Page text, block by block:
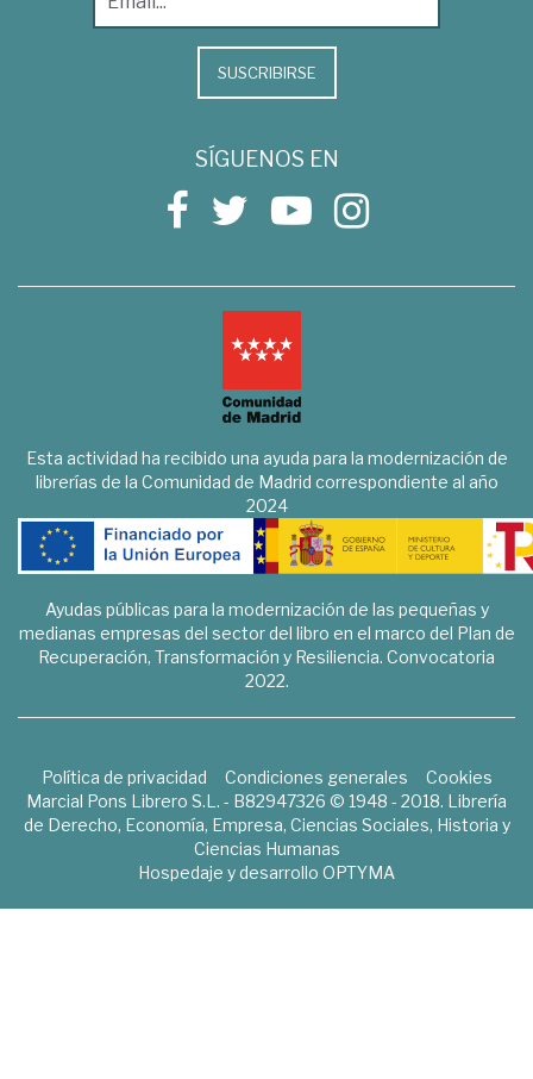
SUSCRIBIRSE
SÍGUENOS EN
Esta actividad ha recibido una ayuda para la modernización de
librerías de la Comunidad de Madrid correspondiente al año
2024
Ayudas públicas para la modernización de las pequeñas y
medianas empresas del sector del libro en el marco del Plan de
Recuperación, Transformación y Resiliencia. Convocatoria
2022.
Política de privacidad Condiciones generales
Cookies
Marcial Pons Librero S.L. - B82947326 © 1948 - 2018. Librería
de Derecho, Economía, Empresa, Ciencias Sociales, Historia y
Ciencias Humanas
Hospedaje y desarrollo OPTYMA